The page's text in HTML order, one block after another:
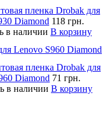
пленка Drobak для
Diamond 118 грн.
в наличии В корзину
Lenovo S960 Diamond
пленка Drobak для
Diamond 71 грн.
в наличии В корзину